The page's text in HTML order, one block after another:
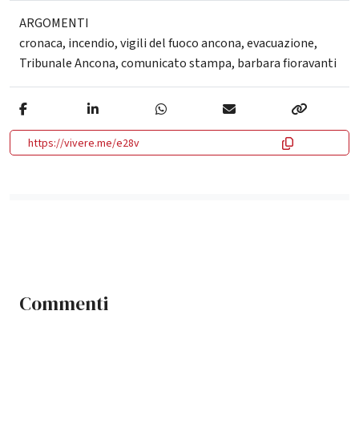
ARGOMENTI
cronaca, incendio,vigili del fuoco ancona,evacuazione,
Tribunale Ancona,comunicato stampa, barbara fioravanti
https://vivere.me/e28v
Commenti